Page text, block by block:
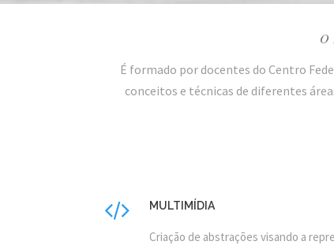
O
É formado por docentes do Centro
conceitos e técnicas de diferentes
MULTIMÍDIA
Criação de abstrações visando a